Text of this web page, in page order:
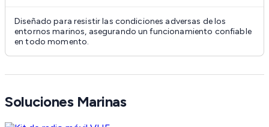
Diseñado para resistir las condiciones adversas de los
entornos marinos, asegurando un funcionamiento confiable
en todo momento.
Soluciones Marinas